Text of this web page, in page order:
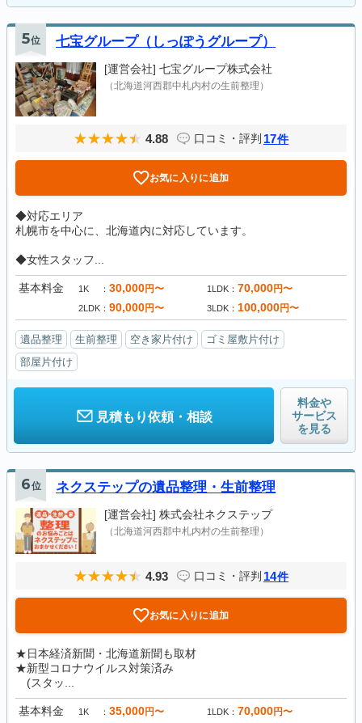
5位 七宝グループ（しっぽうグループ）
[運営会社] 七宝グループ株式会社
（北海道河西郡中札内村の生前整理）
4.88 口コミ・評判 17件
お気に入りに追加
◆対応エリア
札幌市を中心に、北海道内に対応しています。
◆女性スタッフ...
基本料金 1K 30,000円〜 1LDK 70,000円〜
2LDK 90,000円〜 3LDK 100,000円〜
遺品整理 生前整理 空き家片付け
ゴミ屋敷片付け
部屋片付け
見積もり依頼・相談
料金や
サービス
を見る
6位 ネクステップの遺品整理・生前整理
[運営会社] 株式会社ネクステップ
（北海道河西郡中札内村の生前整理）
4.93 口コミ・評判 14件
お気に入りに追加
★日本経済新聞・北海道新聞も取材
★新型コロナウイルス対策済み
(スタッ...
基本料金 1K 35,000円〜 1LDK 70,000円〜